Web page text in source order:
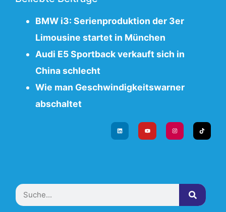
BMW i3: Serienproduktion der 3er
Limousine startet in München
Audi E5 Sportback verkauft sich in
China schlecht
Wie man Geschwindigkeitswarner
abschaltet